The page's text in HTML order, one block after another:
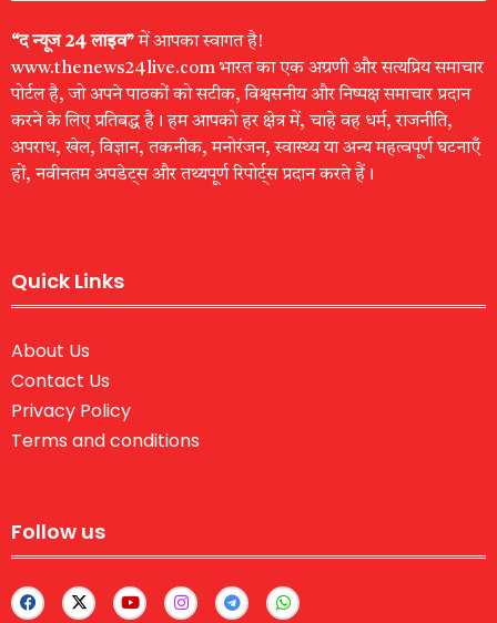
“द न्यूज 24 लाइव”में आपका स्वागत है!
www.thenews24live.com भारत का एक अग्रणी और सत्यप्रिय समाचार
पोर्टल है, जो अपने पाठकों को सटीक, विश्वसनीय और निष्पक्ष समाचार प्रदान
करने के लिए प्रतिबद्ध है। हम आपको हर क्षेत्र में, चाहे वह धर्म, राजनीति,
अपराध, खेल, विज्ञान, तकनीक, मनोरंजन, स्वास्थ्य या अन्य महत्वपूर्ण घटनाएँ
हों, नवीनतम अपडेट्स और तथ्यपूर्ण रिपोर्ट्स प्रदान करते हैं।
Quick Links
About Us
Contact Us
Privacy Policy
Terms and conditions
Follow us